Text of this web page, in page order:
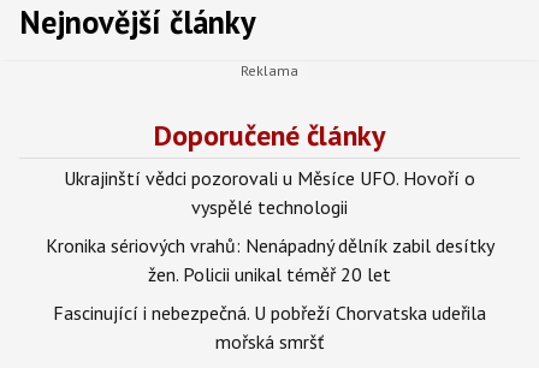
Nejnovější články
Doporučené články
Ukrajinští vědci pozorovali u Měsíce UFO. Hovoří o
vyspělé technologii
Kronika sériových vrahů: Nenápadný dělník zabil desítky
žen. Policii unikal téměř 20 let
Fascinující i nebezpečná. U pobřeží Chorvatska udeřila
mořská smršť